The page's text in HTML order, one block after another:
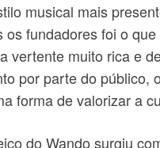
musical mais
fundadores foi o
vertente muito rica e
por parte do
forma de valorizar a
do Wando surgiu